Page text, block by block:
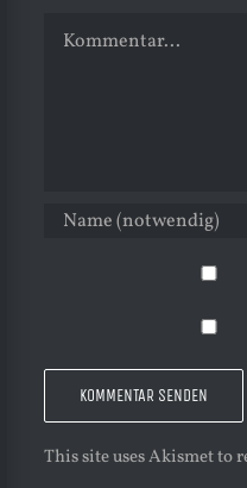
Kommentar
This site uses Akismet to